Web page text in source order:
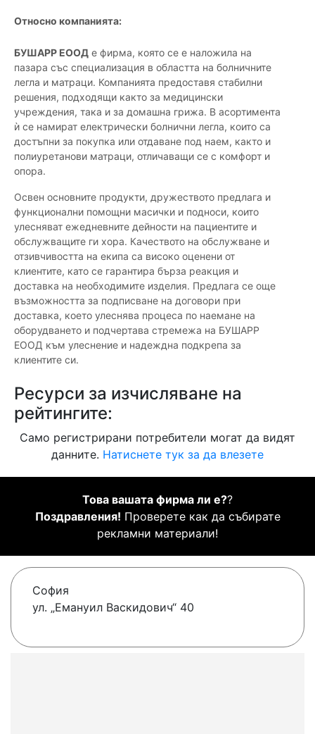
Относно компанията:
БУШАРР ЕООД е фирма, която се е наложила на
пазара със специализация в областта на болничните
легла и матраци. Компанията предоставя стабилни
решения, подходящи както за медицински
учреждения, така и за домашна грижа. В асортимента
ѝ се намират електрически болнични легла, които са
достъпни за покупка или отдаване под наем, както и
полиуретанови матраци, отличаващи се с комфорт и
опора.
Освен основните продукти, дружеството предлага и
функционални помощни масички и подноси, които
улесняват ежедневните дейности на пациентите и
обслужващите ги хора. Качеството на обслужване и
отзивчивостта на екипа са високо оценени от
клиентите, като се гарантира бърза реакция и
доставка на необходимите изделия. Предлага се още
възможността за подписване на договори при
доставка, което улеснява процеса по наемане на
оборудването и подчертава стремежа на БУШАРР
ЕООД към улеснение и надеждна подкрепа за
клиентите си.
Ресурси за изчисляване на
рейтингите:
Само регистрирани потребители могат да видят
данните. Натиснете тук за да влезете
Това вашата фирма ли е??
Поздравления! Проверете как да събирате
рекламни материали!
София
ул. „Емануил Васкидович“ 40